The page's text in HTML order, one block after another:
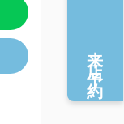
来店予約